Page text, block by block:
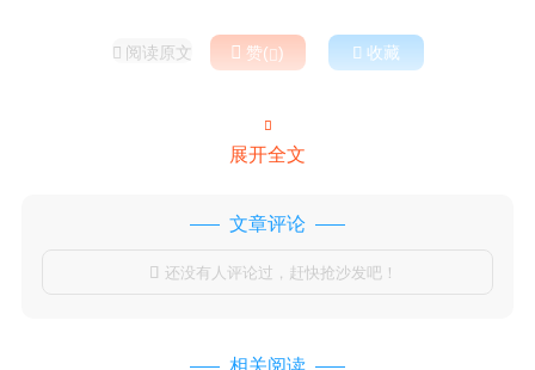
 阅读原文  赞()  收藏

展开全文
文章评论
 还没有人评论过，赶快抢沙发吧！
相关阅读